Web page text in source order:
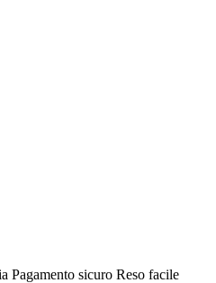
Pagamento sicuro Reso facile